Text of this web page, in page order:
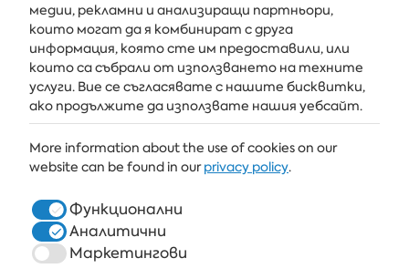
АБОНИРАЙ СЕ
АЛБЕНА
ХОТЕЛИ
ЗДРАВЕ & СПА
РЕСТОРАНТИ И БАРОВЕ
медии, рекламни и анализиращи партньори,
които могат да я комбинират с друга
информация, която сте им предоставили, или
които са събрали от използването на техните
услуги. Вие се съгласявате с нашите бисквитки,
ако продължите да използвате нашия уебсайт.
More information about the use of cookies on our
website can be found in ourprivacy policy.
Функционални
Аналитични
Маркетингови